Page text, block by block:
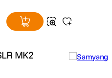
MK2